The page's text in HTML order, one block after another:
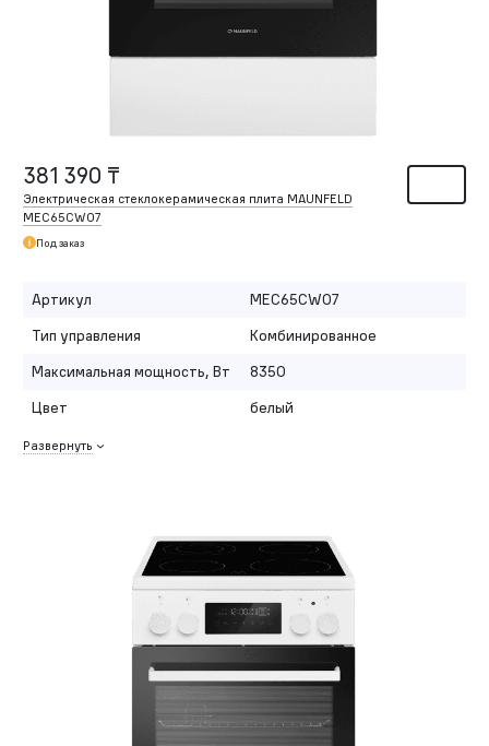
381 390 ₸
Электрическая стеклокерамическая плита MAUNFELD
MEC65CW07
Под заказ
Артикул
MEC65CW07
Тип управления
Комбинированное
Максимальная мощность, Вт
8350
Цвет
белый
Развернуть